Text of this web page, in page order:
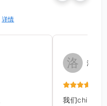
详情
洛 洛杉
我们chino